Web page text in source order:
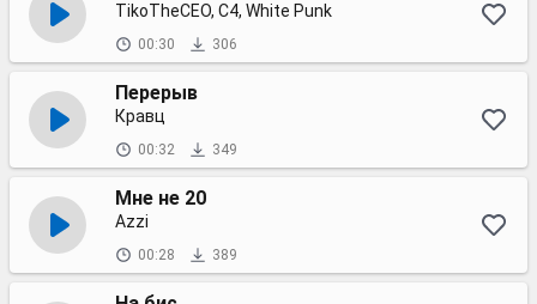
TikoTheCEO, C4, White Punk
00:30 306
Перерыв
Кравц
00:32 349
Мне не 20
Azzi
00:28 389